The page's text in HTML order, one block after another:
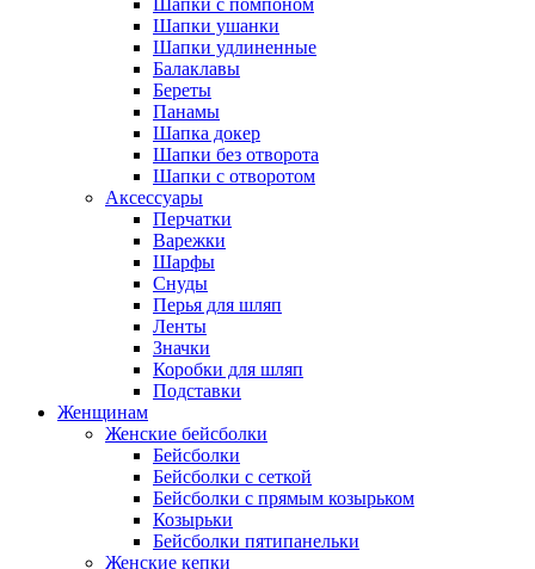
Шапки с помпоном
Шапки ушанки
Шапки удлиненные
Балаклавы
Береты
Панамы
Шапка докер
Шапки без отворота
Шапки с отворотом
Аксессуары
Перчатки
Варежки
Шарфы
Снуды
Перья для шляп
Ленты
Значки
Коробки для шляп
Подставки
Женщинам
Женские бейсболки
Бейсболки
Бейсболки с сеткой
Бейсболки с прямым козырьком
Козырьки
Бейсболки пятипанельки
Женские кепки